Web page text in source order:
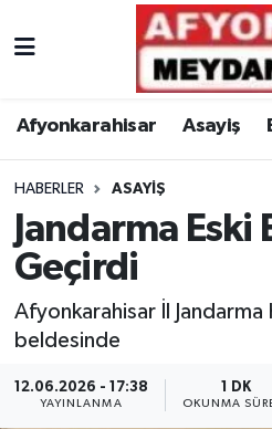
Afyonkarahisar Asayiş
HABERLER ASAYIŞ
Jandarma Eski
Geçirdi
Afyonkarahisar İl Jandarma
beldesinde
12.06.2026 - 17:38
YAYINLANMA
1 DK
OKUNMA
Nöbetçi Eczaneler
Trafik Durumu
Süper Lig Puan Durumu
Tüm Manşetler